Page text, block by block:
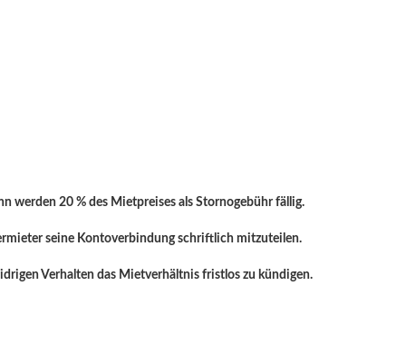
werden 20 % des Mietpreises als Stornogebühr fällig.
seine Kontoverbindung schriftlich mitzuteilen.
Verhalten das Mietverhältnis fristlos zu kündigen.